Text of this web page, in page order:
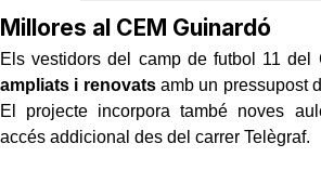
Millores al CEM Guinardó
Els vestidors del camp de futbol 11 del
ampliats i renovats amb un pressupost
El projecte incorpora també noves
accés addicional des del carrer Telègraf.